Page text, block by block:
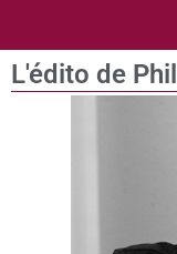
L'édito de